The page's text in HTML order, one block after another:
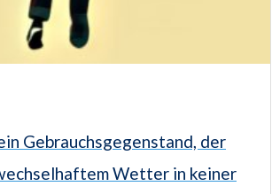
Gebrauchsgegenstand, der
Wetter in keiner